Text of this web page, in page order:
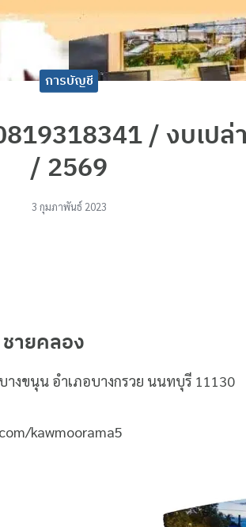
การบัญชี
/ งบเปล่
/ 2569
3 กุมภาพันธ์ 2023
ายคลอง
งขนุน อำเภอบางกรวย นนทบุรี 11130
kawmoorama5